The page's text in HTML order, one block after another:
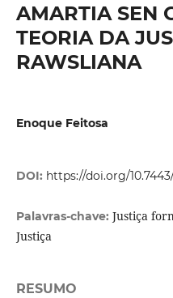
AMARTIA SEN
TEORIA DA
RAWSLIANA
Enoque Feitosa
DOI: https://doi.org/
Palavras-chave: Justiça
Justiça
RESUMO